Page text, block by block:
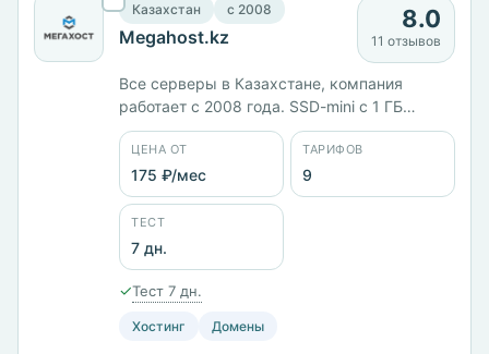
Казахстан c 2008
Megahost.kz
8.0
11 отзывов
Все серверы в Казахстане, компания
работает с 2008 года. SSD-mini с 1 ГБ
памяти стоит 467 ₽/мес, SSD-2 с 2 ядрами и
2 ГБ — 1038 ₽/мес, облачные конфигурации
крупнее: 12 ядер и 12 ГБ — 7043 ₽/мес, 16
ядер и 16 ГБ — 8765 ₽/мес. Девять
тарифов, панели cPanel, ISPmanager и Plesk.
ЦЕНА ОТ
175 ₽/мес
ТАРИФОВ
9
ТЕСТ
7 дн.
✓Тест 7 дн.
Хостинг Домены